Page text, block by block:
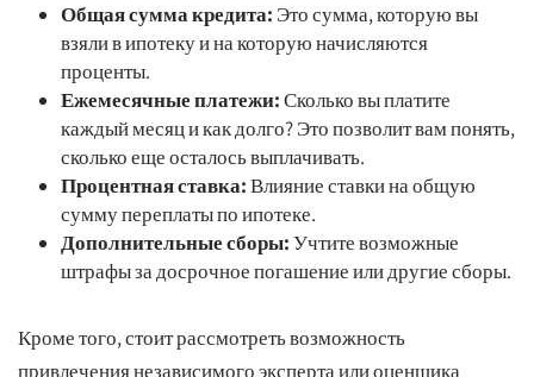
Общая сумма кредита: Это сумма, которую вы
взяли в ипотеку и на которую начисляются
проценты.
Ежемесячные платежи:Сколько вы платите
каждый месяц и как долго? Это позволит вам понять,
сколько еще осталось выплачивать.
Процентная ставка:Влияние ставки на общую
сумму переплаты по ипотеке.
Дополнительные сборы:Учтите возможные
штрафы за досрочное погашение или другие сборы.
Кроме того, стоит рассмотреть возможность
привлечения независимого эксперта или оценщика